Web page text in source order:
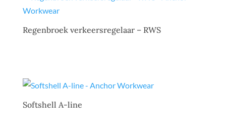
Regenbroek verkeersregelaar – RWS
Softshell A-line